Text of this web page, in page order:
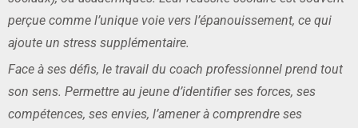
perçue comme l’unique voie vers l’épanouissement, ce qui
ajoute un stress supplémentaire.
Face à ses défis, le travail du coach professionnel prend tout
son sens. Permettre au jeune d’identifier ses forces, ses
compétences, ses envies, l’amener à comprendre ses